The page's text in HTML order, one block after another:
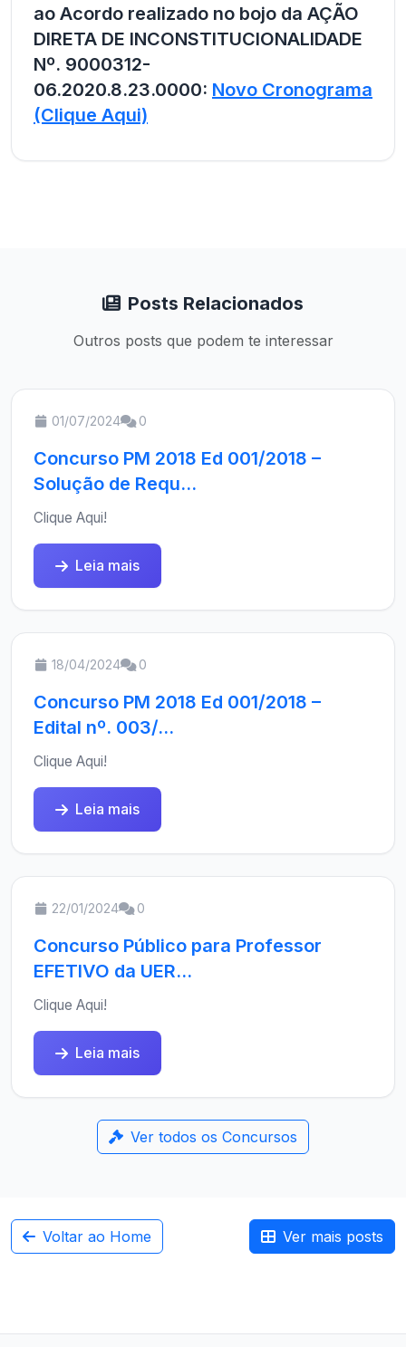
ao Acordo realizado no bojo da AÇÃO
DIRETA DE INCONSTITUCIONALIDADE
Nº. 9000312-
06.2020.8.23.0000: Novo Cronograma
(Clique Aqui)
Posts Relacionados
Outros posts que podem te interessar
01/07/2024 0
Concurso PM 2018 Ed 001/2018 –
Solução de Requ...
Clique Aqui!
Leia mais
18/04/2024 0
Concurso PM 2018 Ed 001/2018 –
Edital nº. 003/...
Clique Aqui!
Leia mais
22/01/2024 0
Concurso Público para Professor
EFETIVO da UER...
Clique Aqui!
Leia mais
Ver todos os Concursos
Voltar ao Home Ver mais posts